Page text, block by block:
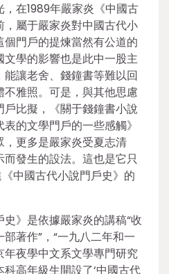
在1989年嚴家炎《中國古
屬于嚴家炎對中國古代小
門戶的提煉當然有公道的
學的影響也是此中一股主
讓老舍、錢鐘書等難以回
雅照。可是，與其他思慮
比擬，《關于錢鐘書小說
表的文學門戶的一些感觸》
更多是嚴家炎受夏志清
而發生的設法。這也是它只
中國古代小說門戶史》的
史》是依據嚴家炎的講稿“收
著作”，“一九八二年和一
夜學中文系文學專門研究
高年級生開設了‘中國古代